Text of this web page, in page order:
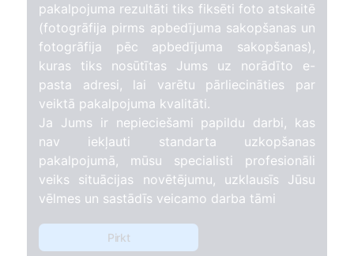
pakalpojuma rezultāti tiks fiksēti foto atskaitē
(fotogrāfija pirms apbedījuma sakopšanas un
fotogrāfija pēc apbedījuma sakopšanas),
kuras tiks nosūtītas Jums uz norādīto e-
pasta adresi, lai varētu pārliecināties par
veiktā pakalpojuma kvalitāti.
Ja Jums ir nepieciešami papildu darbi, kas
nav iekļauti standarta uzkopšanas
pakalpojumā, mūsu specialisti profesionāli
veiks situācijas novētējumu, uzklausīs Jūsu
vēlmes un sastādīs veicamo darba tāmi
Pirkt